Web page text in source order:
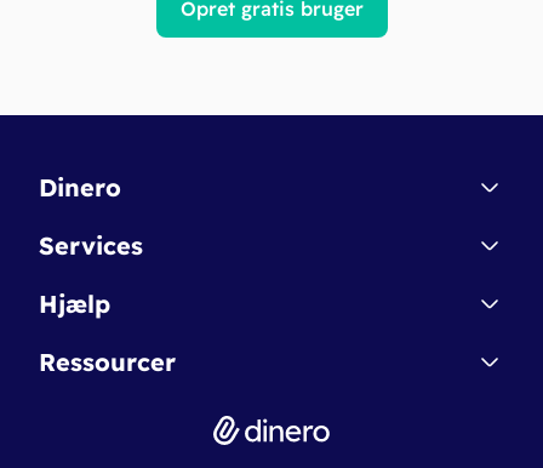
Opret gratis bruger
Dinero
Kontakt
Betingelser & Sikkerhed
Nye funktioner
Services
Dinero Starter
Dinero Pro
Hjælp
Regnskabsordbogen
Ressourcer